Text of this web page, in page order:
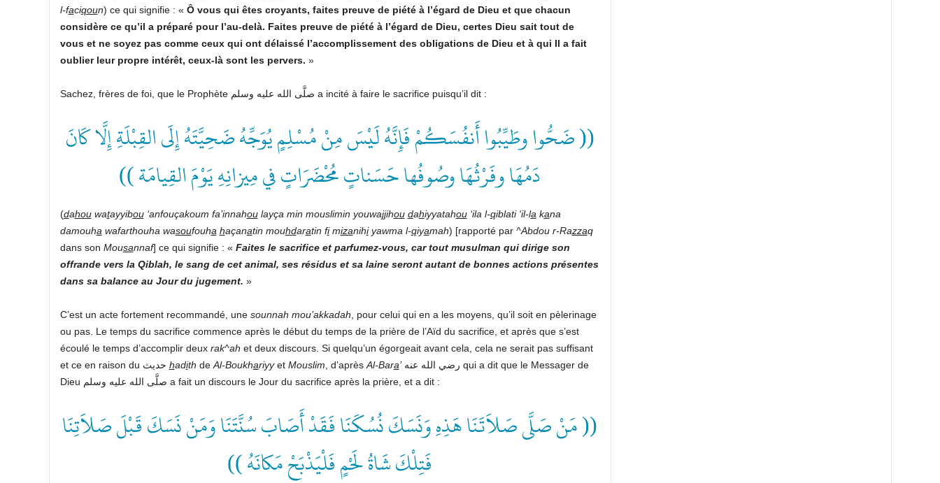
l-faciqoun) ce qui signifie : « Ôvousqui êtescroyants, faitespreuvedepiétéàl’égard deDieu etquechacun
considèrecequ’il apréparépourl’au-delà. Faitespreuvedepiétéàl’égard deDieu, certesDieu saittoutde
vousetnesoyezpascommeceux qui ont délaissé l’accomplissement des obligations de Dieu etàqui Il afait
oublierleurpropreintérêt, ceux-làsontlespervers. »
Sachez, frères de foi, que le Prophète صلَّى الله عليه وسلم a incité à faire le sacrifice puisqu’il dit :
(( ضَحُّوا وطَيِّبُوا أَنفُسَكُمْ فَإِنَّهُ لَيْسَ مِنْ مُسْلِمٍ يُوَجِّهُ ضَحِيَّتَهُ إِلَى القِبْلَةِ إِلَّا كَانَ
دَمُهَا وفَرْثُهَا وصُوفُها حَسَناتٍ مُحْضَرَاتٍ في مِيزانِهِ يَوْمَ القِيامَة ))
(dahou watayyibou ‘anfouçakoum fa’innahou layça min mouslimin youwajjihou dahiyyatahou ‘ila l-qiblati ‘il-la kana
damouha wafarthouha wasoufouha haçanatin mouhdaratin fi mizanihi yawma l-qiyamah) [rapporté par ^Abdou r-Razzaq
dans son Mousannaf] ce qui signifie : « Faiteslesacrificeetparfumez-vous, cartoutmusulman quidirigeson
offrandeversla Qiblah, lesangdecetanimal, sesrésidusetsa laineserontautantdebonnesactionsprésentes
danssa balanceauJourdujugement. »
C’est un acte fortement recommandé, une sounnah mou’akkadah , pour celui qui en a les moyens, qu’il soit en pèlerinage
ou pas. Le temps du sacrifice commence après le début du temps de la prière de l’Aïd du sacrifice, et après que s’est
écoulé le temps d’accomplir deux rak^ah et deux discours. Si quelqu’un égorgeait avant cela, cela ne serait pas suffisant
et ce en raison du حديث hadith de Al-Boukhariyyet Mouslim , d’après Al-Bara’ رضي الله عنه qui a dit que le Messager de
Dieu صلَّى الله عليه وسلم a fait un discours le Jour du sacrifice après la prière, et a dit :
(( مَنْ صَلَّى صَلاَتَنَا هَذِهِ وَنَسَكَ نُسُكَنَا فَقَدْ أَصَابَ سُنَّتَنَا وَمَنْ نَسَكَ قَبْلَ صَلاَتِنَا
فَتِلْكَ شَاةُ لَحْمٍ فَلْيَذْبَحْ مَكانَهُ ))